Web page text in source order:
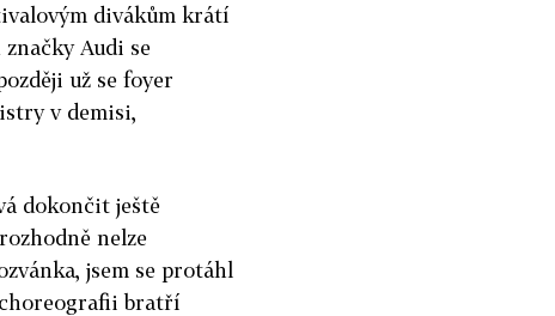
divákům krátí
Audi se
už se foyer
v demisi,
dokončit ještě
nelze
jsem se protáhl
choreografii bratří